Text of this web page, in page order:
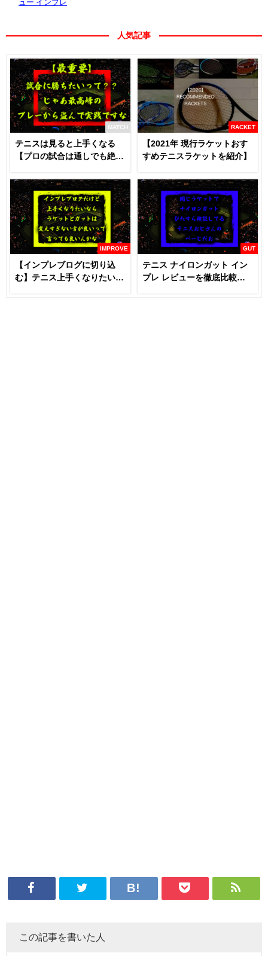
ュー インプレ
人気記事
MATCH
テニスは見ると上手くなる
【プロの試合は通しでも絶対
RACKET
【2021年 現行ラケットおす
すめテニスラケットを紹介】
IMPROVE
【インプレブログに切り込
む】テニス上手くなりたいな
GUT
テニス ナイロンガット イン
プレ レビューを徹底比較
この記事を書いた人